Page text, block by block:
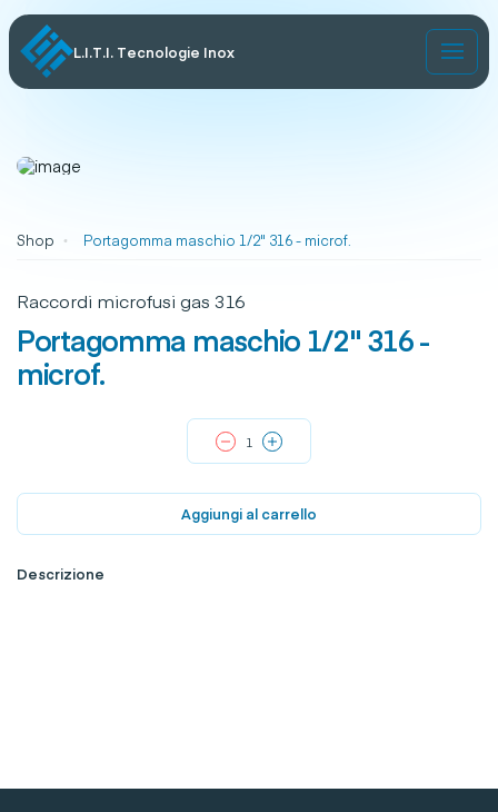
L.I.T.I. Tecnologie Inox
Shop Portagomma maschio 1/2" 316 - microf.
Raccordi microfusi gas 316
Portagomma maschio 1/2" 316 -
microf.
Aggiungi al carrello
Descrizione